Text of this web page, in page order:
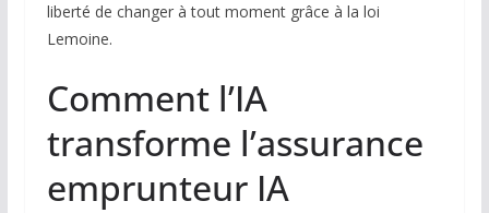
liberté de changer à tout moment grâce à la loi
Lemoine.
Comment l’IA
transforme l’assurance
emprunteur IA